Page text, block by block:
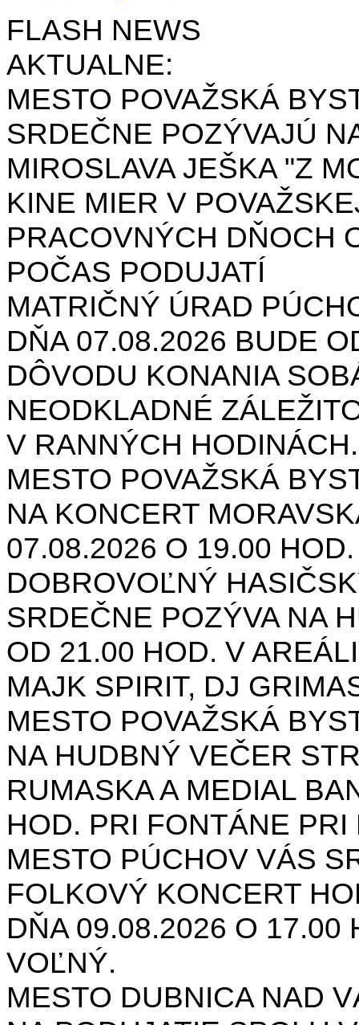
FLASH NEWS
AKTUALNE:
MESTO POVAŽSKÁ
SRDEČNE POZÝVAJÚ
MIROSLAVA JEŠKA "Z
KINE MIER V
PRACOVNÝCH DŇOCH
POČAS PODUJATÍ
MATRIČNÝ ÚRAD
DŇA 07.08.2026 BUDE
DÔVODU KONANIA
NEODKLADNÉ
V RANNÝCH
MESTO POVAŽSKÁ
NA KONCERT
07.08.2026 O 19.00
DOBROVOĽNÝ
SRDEČNE POZÝVA NA
OD 21.00 HOD. V
MAJK SPIRIT, DJ
MESTO POVAŽSKÁ
NA HUDBNÝ VEČER
RUMASKA A MEDIAL
HOD. PRI FONTÁNE PRI
MESTO PÚCHOV VÁS
FOLKOVÝ KONCERT
DŇA 09.08.2026 O 17.00
VOĽNÝ.
MESTO DUBNICA NAD